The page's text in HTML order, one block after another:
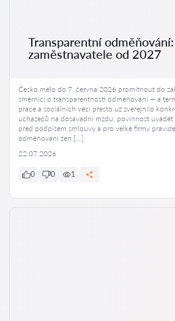
Transparentní
zaměstnavatele od 2027
Česko mělo do 7. června 2026 promítnout do
směrnici o transparentnosti odměňování — a
práce a sociálních věcí přesto už zveřejnilo
uchazečů na dosavadní mzdu, povinnost
před podpisem smlouvy a pro velké firmy
odměňování žen […]
22.07.2026
0 0 1